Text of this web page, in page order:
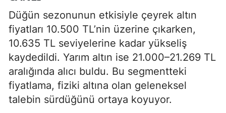
Düğün sezonunun etkisiyle çeyrek altın
fiyatları 10.500 TL’nin üzerine çıkarken,
10.635 TL seviyelerine kadar yükseliş
kaydedildi. Yarım altın ise 21.000–21.269 TL
aralığında alıcı buldu. Bu segmentteki
fiyatlama, fiziki altına olan geleneksel
talebin sürdüğünü ortaya koyuyor.